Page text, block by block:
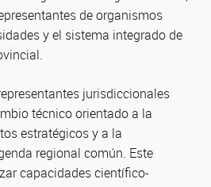
de organismos
y el sistema integrado de
jurisdiccionales
técnico orientado a la
estratégicos y a la
regional común. Este
capacidades científico-